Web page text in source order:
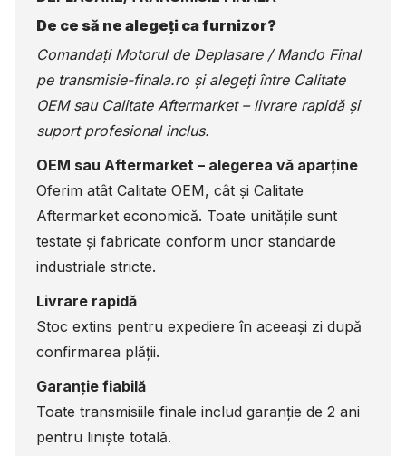
De ce să ne alegeți ca furnizor?
Comandați Motorul de Deplasare / Mando Final
pe transmisie-finala.ro și alegeți între Calitate
OEM sau Calitate Aftermarket – livrare rapidă și
suport profesional inclus.
OEM sau Aftermarket – alegerea vă aparține
Oferim atât Calitate OEM, cât și Calitate
Aftermarket economică. Toate unitățile sunt
testate și fabricate conform unor standarde
industriale stricte.
Livrare rapidă
Stoc extins pentru expediere în aceeași zi după
confirmarea plății.
Garanție fiabilă
Toate transmisiile finale includ garanție de 2 ani
pentru liniște totală.